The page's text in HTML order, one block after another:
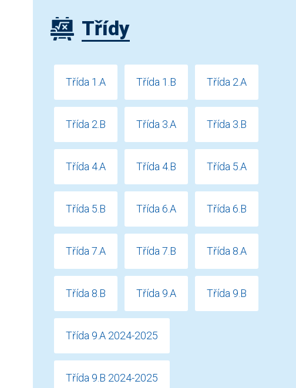
Třídy
Třída 1.A Třída 1.B Třída 2.A
Třída 2.B Třída 3.A Třída 3.B
Třída 4.A Třída 4.B Třída 5.A
Třída 5.B Třída 6.A Třída 6.B
Třída 7.A Třída 7.B Třída 8.A
Třída 8.B Třída 9.A Třída 9.B
Třída 9.A 2024-2025
Třída 9.B 2024-2025